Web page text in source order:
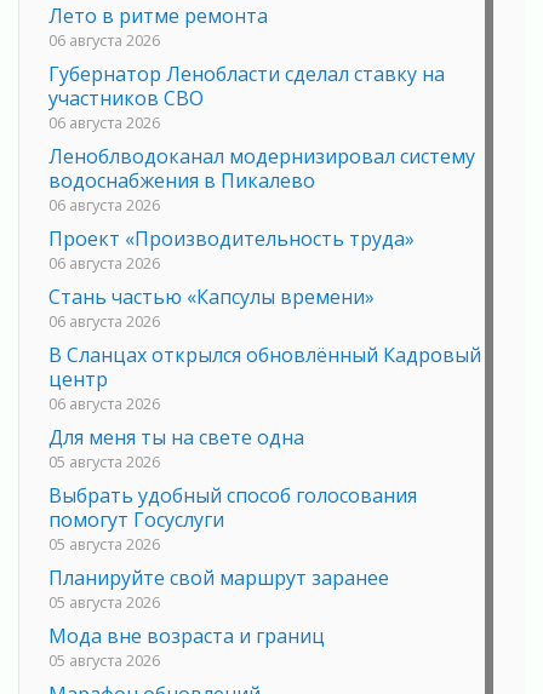
Лето в ритме ремонта
06 августа 2026
Губернатор Ленобласти сделал ставку на
участников СВО
06 августа 2026
Леноблводоканал модернизировал систему
водоснабжения в Пикалево
06 августа 2026
Проект «Производительность труда»
06 августа 2026
Стань частью «Капсулы времени»
06 августа 2026
В Сланцах открылся обновлённый Кадровый
центр
06 августа 2026
Для меня ты на свете одна
05 августа 2026
Выбрать удобный способ голосования
помогут Госуслуги
05 августа 2026
Планируйте свой маршрут заранее
05 августа 2026
Мода вне возраста и границ
05 августа 2026